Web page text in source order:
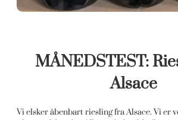
MÅNEDSTEST:
Alsace
Vi elsker åbenbart riesling fra Alsace. Vi er